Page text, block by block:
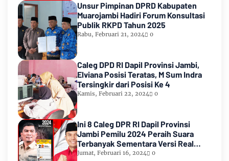
Unsur Pimpinan DPRD Kabupaten
Muarojambi Hadiri Forum Konsultasi
Publik RKPD Tahun 2025
Rabu, Februari 21, 2024 0
Caleg DPD RI Dapil Provinsi Jambi,
Elviana Posisi Teratas, M Sum Indra
Tersingkir dari Posisi Ke 4
Kamis, Februari 22, 2024 0
Ini 8 Caleg DPR RI Dapil Provinsi
Jambi Pemilu 2024 Peraih Suara
Terbanyak Sementara Versi Real
Count KPU RI
Jumat, Februari 16, 2024 0